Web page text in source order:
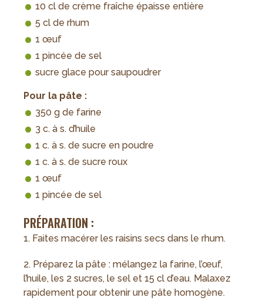
10 cl de crème fraîche épaisse entière
5 cl de rhum
1 œuf
1 pincée de sel
sucre glace pour saupoudrer
Pour la pâte :
350 g de farine
3 c. à s. d’huile
1 c. à s. de sucre en poudre
1 c. à s. de sucre roux
1 œuf
1 pincée de sel
PRÉPARATION :
1. Faites macérer les raisins secs dans le rhum.
2. Préparez la pâte : mélangez la farine, l’œuf,
l’huile, les 2 sucres, le sel et 15 cl d’eau. Malaxez
rapidement pour obtenir une pâte homogène.